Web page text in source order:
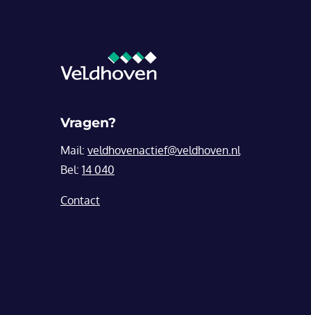
Vragen?
Mail: veldhovenactief@veldhoven.nl
Bel: 14 040
Contact